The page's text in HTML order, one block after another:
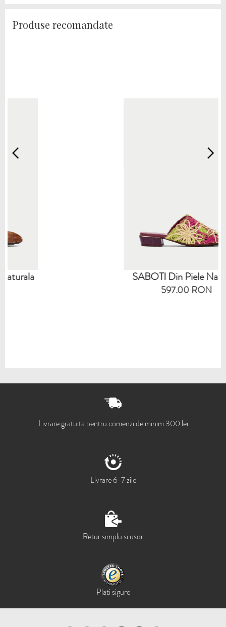
Produse recomandate
SABOTI Din Piele Naturala
597.00 RON
Livrare gratuita pentru comenzi de minim 300 lei
Livrare 6-7 zile
Retur simplu si usor
Plati sigure